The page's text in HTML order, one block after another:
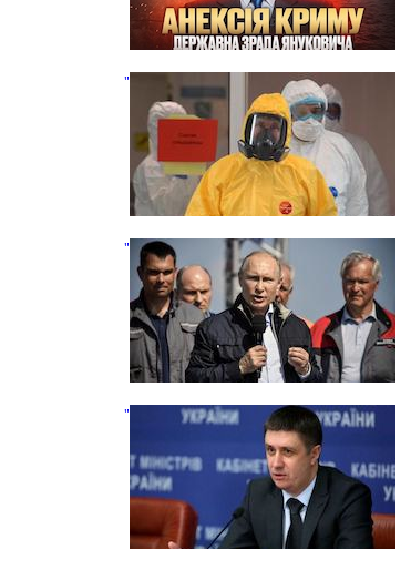
" />
" />
" />